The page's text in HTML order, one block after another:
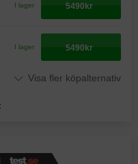
I lager 5490kr
I lager 5490kr
Visa fler köpalternativ